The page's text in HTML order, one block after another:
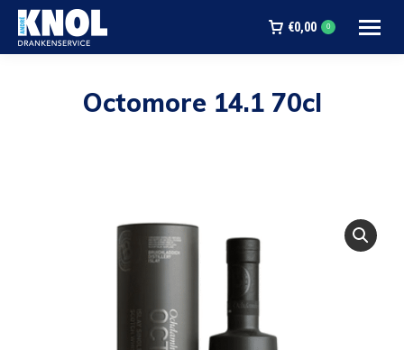
€0,00 0
Octomore 14.1 70cl